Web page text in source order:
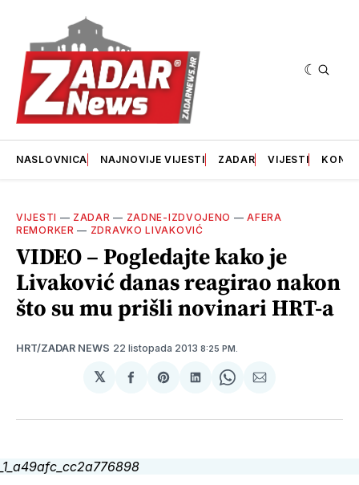
NASLOVNICA NAJNOVIJE VIJESTI ZADAR VIJESTI
VIJESTI — ZADAR — ZADNE-IZDVOJENO —AFERA
REMORKER — ZDRAVKO LIVAKOVIĆ
VIDEO – Pogledajte kako je
Livaković danas reagirao nakon
što su mu prišli novinari HRT-a
HRT/ZADAR NEWS 22 listopada 2013 8:25 PM.
𝕏
podijeliSharepodijeliSharepodijeli